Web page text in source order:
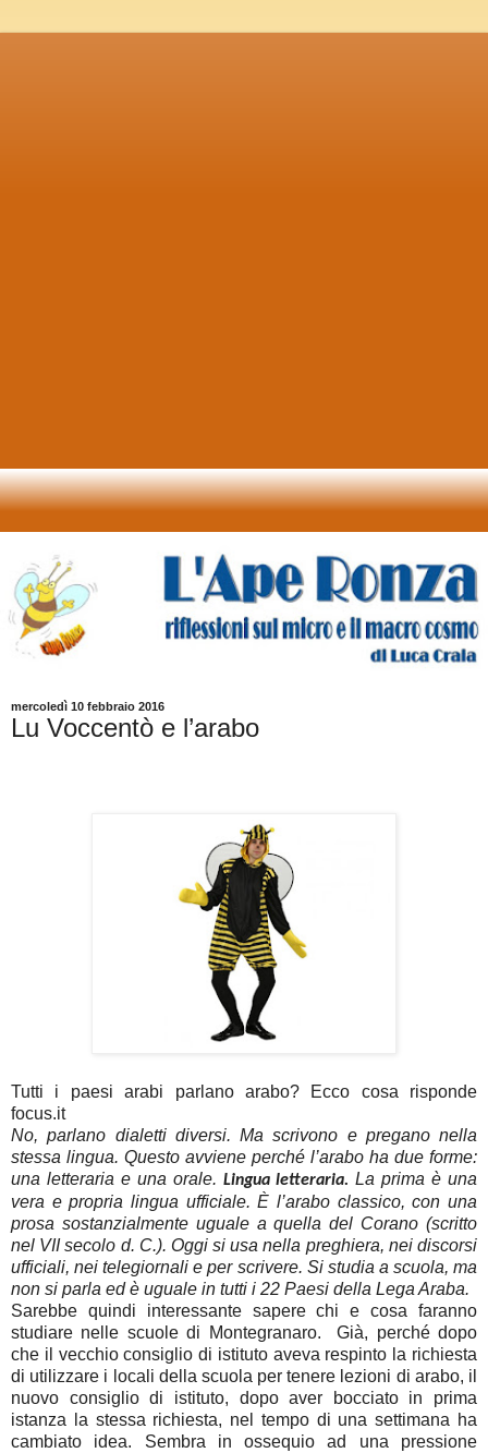
mercoledì 10 febbraio 2016
Lu Voccentò e l’arabo
Tutti i paesi arabi parlano arabo? Ecco cosa risponde
focus.it
No, parlano dialetti diversi. Ma scrivono e pregano nella
stessa lingua. Questo avviene perché l’arabo ha due forme:
una letteraria e una orale. Lingua letteraria. La prima è una
vera e propria lingua ufficiale. È l’arabo classico, con una
prosa sostanzialmente uguale a quella del Corano (scritto
nel VII secolo d. C.). Oggi si usa nella preghiera, nei discorsi
ufficiali, nei telegiornali e per scrivere. Si studia a scuola, ma
non si parla ed è uguale in tutti i 22 Paesi della Lega Araba.
Sarebbe quindi interessante sapere chi e cosa faranno
studiare nelle scuole di Montegranaro.
Già, perché dopo
che il vecchio consiglio di istituto aveva respinto la richiesta
di utilizzare i locali della scuola per tenere lezioni di arabo, il
nuovo consiglio di istituto, dopo aver bocciato in prima
istanza la stessa richiesta, nel tempo di una settimana ha
cambiato idea. Sembra in ossequio ad una pressione